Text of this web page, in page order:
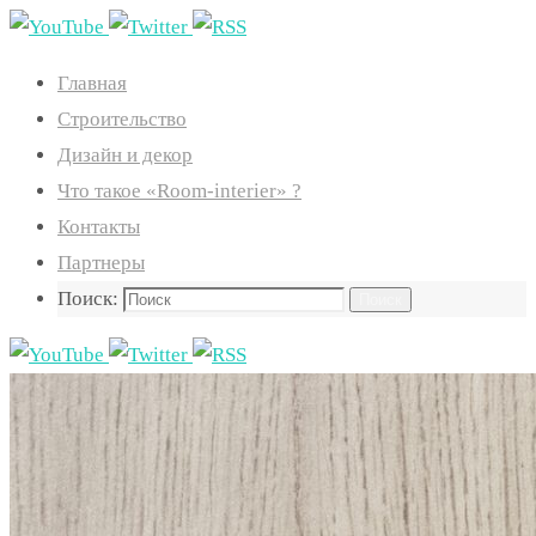
Главная
Строительство
Дизайн и декор
Что такое «Room-interier» ?
Контакты
Партнеры
Поиск: